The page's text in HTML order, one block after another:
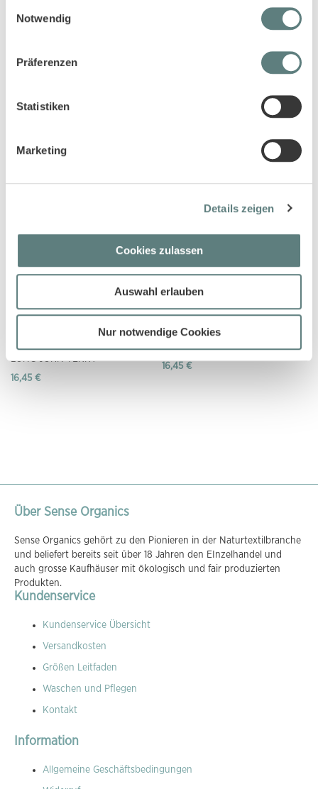
Notwendig
Präferenzen
Statistiken
Marketing
Details zeigen
Cookies zulassen
Auswahl erlauben
Nur notwendige Cookies
Kinder Schlafanzug geringelt mit
Kinder Schlafanzug geringelt mit
weihnachtlichen Motiven, Modell
LONG JOHN TERRY
16,45 €
Kinder Schlafanzug mit süßem
Herzchen-Druck
16,45 €
Über Sense Organics
Sense Organics gehört zu den Pionieren in der Naturtextilbranche
und beliefert bereits seit über 18 Jahren den EInzelhandel und
auch grosse Kaufhäuser mit ökologisch und fair produzierten
Produkten.
Kundenservice
Kundenservice Übersicht
Versandkosten
Größen Leitfaden
Waschen und Pflegen
Kontakt
Information
Allgemeine Geschäftsbedingungen